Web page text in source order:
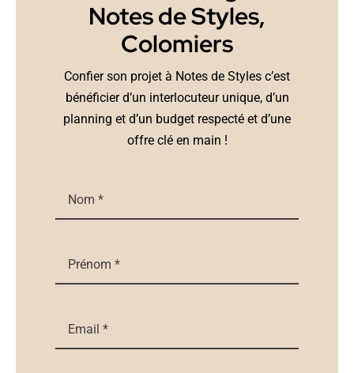
Notes de Styles,
Colomiers
Confier son projet à Notes de Styles c’est
bénéficier d’un interlocuteur unique, d’un
planning et d’un budget respecté et d’une
offre clé en main !